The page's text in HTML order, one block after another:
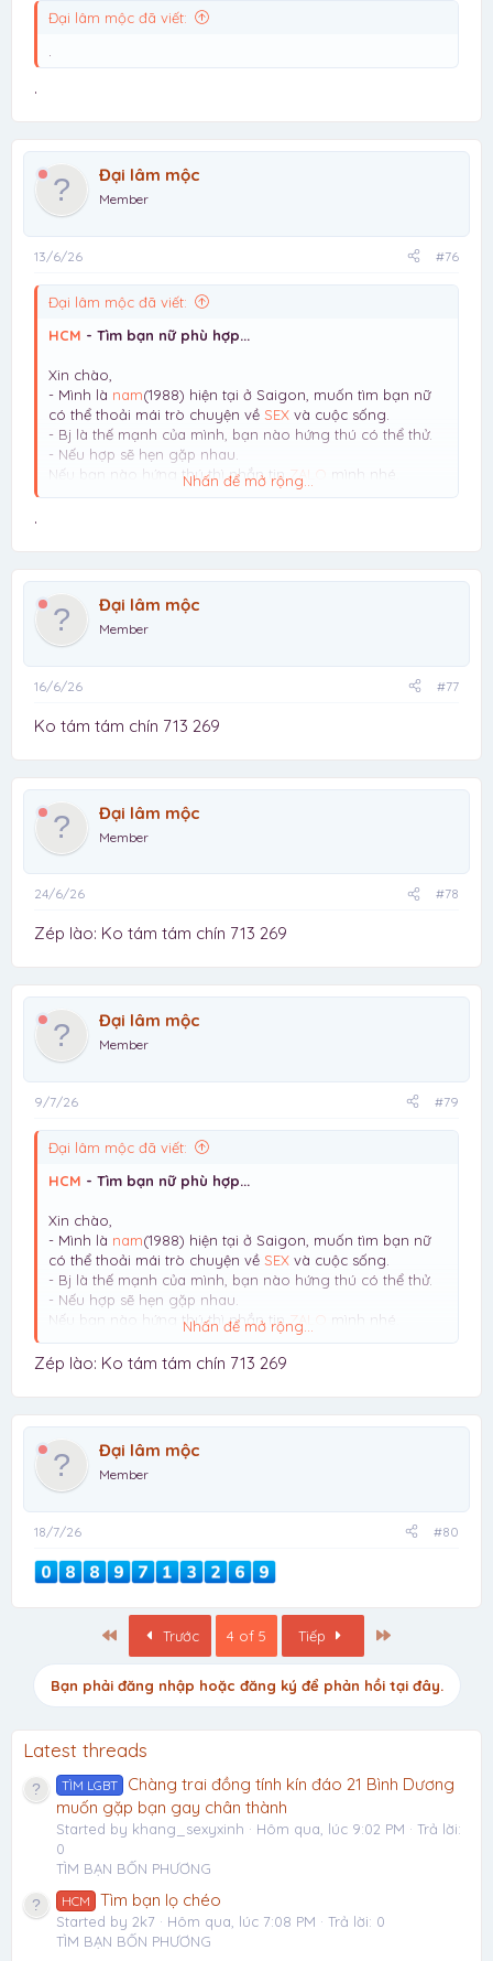
Đại lâm mộc đã viết:
.
Đại lâm mộc
Member
13/6/26 #76
Đại lâm mộc đã viết:
HCM - Tìm bạn nữ phù hợp...
Xin chào,
- Mình là nam(1988) hiện tại ở Saigon, muốn tìm bạn nữ
có thể thoải mái trò chuyện về SEX và cuộc sống.
- Bj là thế mạnh của mình, bạn nào hứng thú có thể thử.
- Nếu hợp sẽ hẹn gặp nhau.
Nếu bạn nào hứng thú thì nhắn tin ZALO mình nhé.
Lưu ý: mình chỉ tìm NỮ, giới tính khác vui lòng đừng liên
Nhấn để mở rộng...
.
Đại lâm mộc
Member
16/6/26 #77
Ko tám tám chín 713 269
Đại lâm mộc
Member
24/6/26 #78
Zép lào: Ko tám tám chín 713 269
Đại lâm mộc
Member
9/7/26 #79
Đại lâm mộc đã viết:
HCM - Tìm bạn nữ phù hợp...
Xin chào,
- Mình là nam(1988) hiện tại ở Saigon, muốn tìm bạn nữ
có thể thoải mái trò chuyện về SEX và cuộc sống.
- Bj là thế mạnh của mình, bạn nào hứng thú có thể thử.
- Nếu hợp sẽ hẹn gặp nhau.
Nếu bạn nào hứng thú thì nhắn tin ZALO mình nhé.
Lưu ý: mình chỉ tìm NỮ, giới tính khác vui lòng đừng liên
hệ mất thời gian
Nhấn để mở rộng...
Zép lào: Ko tám tám chín 713 269
Đại lâm mộc
Member
18/7/26 #80
Trước 4 of 5 Tiếp
Bạn phải đăng nhập hoặc đăng ký để phản hồi tại đây.
Latest threads
TÌM LGBT
Chàng trai đồng tính kín đáo 21 Bình Dương
muốn gặp bạn gay chân thành
Started by khang_sexyxinh Hôm qua, lúc 9:02 PM
Trả lời:
0
TÌM BẠN BỐN PHƯƠNG
HCM Tìm bạn lọ chéo
Started by 2k7 Hôm qua, lúc 7:08 PM
Trả lời: 0
TÌM BẠN BỐN PHƯƠNG